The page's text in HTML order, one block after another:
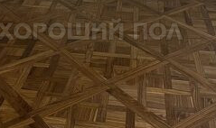
РЕСТАВРАЦИЯ